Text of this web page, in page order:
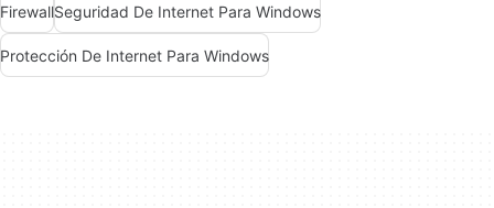
FirewallSeguridad De Internet Para Windows
Protección De Internet Para Windows